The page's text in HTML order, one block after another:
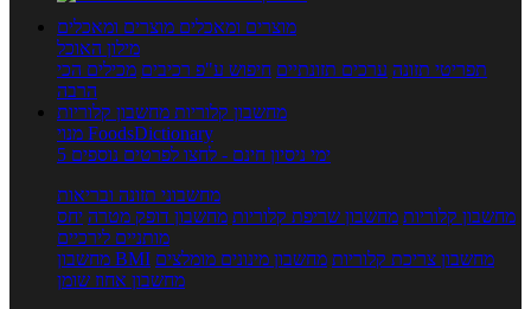
מוצרים ומאכלים מוצרים ומאכלים
מילון האוכל
תפריטי תזונה ערכים תזונתיים חיפוש ע"פ רכיבים מכילים הכי
הרבה
מחשבון קלוריות מחשבון קלוריות
מנוי FoodsDictionary
5 ימי ניסיון חינם - לחצו לפרטים נוספים
מחשבוני תזונה ובריאות
מחשבון קלוריות מחשבון שריפת קלוריות מחשבון דופק מטרה יחס
מותניים לירכיים
מחשבון BMI
מחשבון צריכת קלוריות מחשבון מינונים מומלצים
מחשבון אחוז שומן